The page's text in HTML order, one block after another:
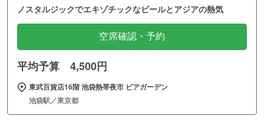
ノスタルジックでエキゾチックなビールとアジアの熱気
空席確認・予約
平均予算 4,500円
東武百貨店16階 池袋熱帯夜市 ビアガーデン
池袋駅／東京都